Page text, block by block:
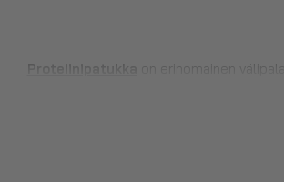
Proteiinipatukka
on erinomainen
Proteiinipatukoilla voit hieman